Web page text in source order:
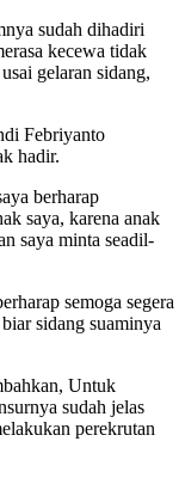
sudah dihadiri
kecewa tidak
gelaran sidang,
Febriyanto
hadir.
berharap
saya, karena anak
saya minta seadil-
semoga segera
sidang suaminya
Untuk
sudah jelas
perekrutan